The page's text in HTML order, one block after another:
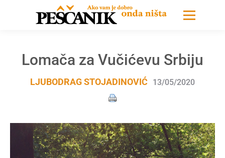
Lomača za Vučićevu Srbiju
LJUBODRAG STOJADINOVIĆ 13/05/2020